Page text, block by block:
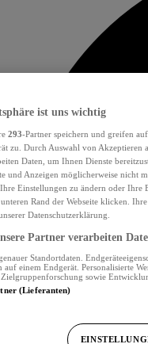
ist uns wichtig
293-Partner speichern und greifen
zu. Durch Auswahl von
Daten, um Ihnen Dienste
und Anzeigen möglicherweise nicht
Einstellungen zu ändern oder
Rand der Webseite klicken.
Datenschutzerklärung.
Partner verarbeiten
Standortdaten.
einem Endgerät. Personalisierte
sowie
(Lieferanten)